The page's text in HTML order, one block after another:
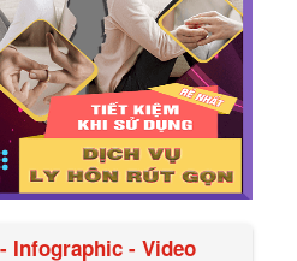
Infographic - Video